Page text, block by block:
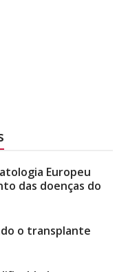
Europeu
das doenças do
o transplante